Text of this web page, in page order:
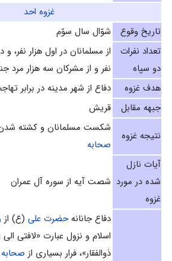
غزوه احد
تاریخ وقوع
شوّال سال سوّم‌
تعداد نفرات
دو سپاه
از مسلمانان در اول هزار
نفر و از مشرکان سه هزار مرد
هدف غزوه
دفاع از شهر مدینه در برابر
جبهه مقابل
قریش
نتیجه غزوه
شکست مسلمانان و کشته شدن
صحابه
آیات نازل
شده در مورد
غزوه
شصت آیه از سوره آل عمران
دفاع جانانهحضرت علی (ع) از
اسلام و نزول عبارت «لافتی
ذوالفقار»، فرار بسیاری از صحابه